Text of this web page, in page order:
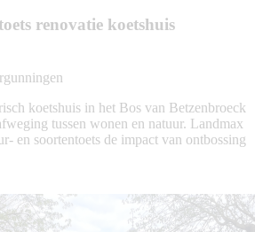
renovatie koetshuis
koetshuis in het Bos van Betzenbroeck
tussen wonen en natuur. Landmax
en soortentoets de impact van ontbossing